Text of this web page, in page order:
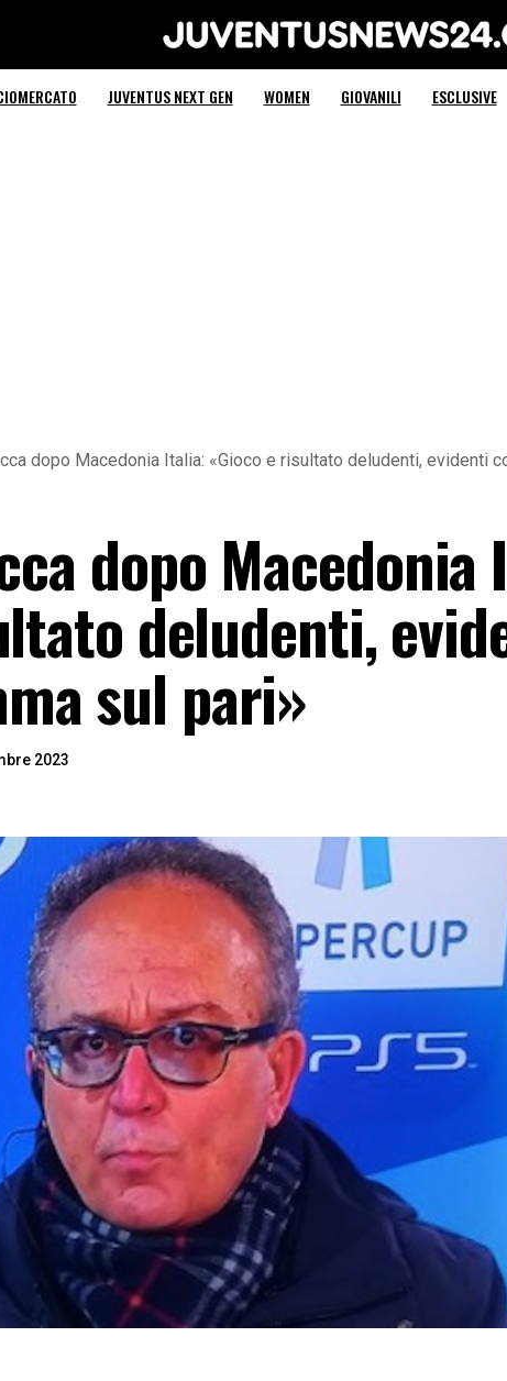
Juventus News 24
JUVENTUS NEXT GEN WOMEN GIOVANILI ESCLUSIVE
dopo Macedonia Italia: «Gioco e risultato deludenti, evidenti
dopo Macedonia
deludenti,
sul pari»
2023